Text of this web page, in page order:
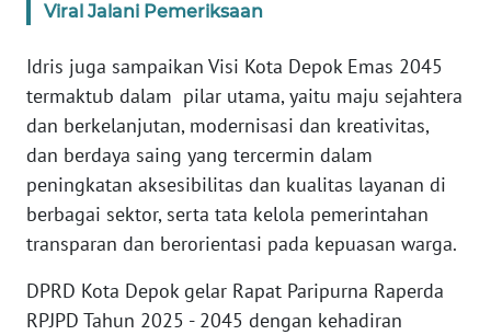
Viral Jalani Pemeriksaan
Idris juga sampaikan Visi Kota Depok Emas 2045
termaktub dalam pilar utama, yaitu maju sejahtera
dan berkelanjutan, modernisasi dan kreativitas,
dan berdaya saing yang tercermin dalam
peningkatan aksesibilitas dan kualitas layanan di
berbagai sektor, serta tata kelola pemerintahan
transparan dan berorientasi pada kepuasan warga.
DPRD Kota Depok gelar Rapat Paripurna Raperda
RPJPD Tahun 2025 - 2045 dengan kehadiran
BENGKULU
WN
LAMPUNG
WN
JATENG
WN